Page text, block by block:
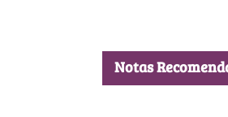
Notas